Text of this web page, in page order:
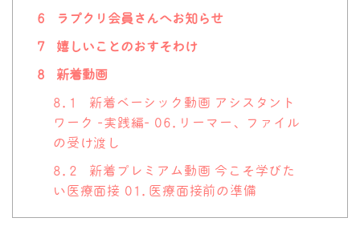
6
ラプクリ会員さんへお知らせ
7
嬉しいことのおすそわけ
8
新着動画
8.1
新着ベーシック動画 アシスタント
ワーク -実践編- 06.リーマー、ファイル
の受け渡し
8.2
新着プレミアム動画 今こそ学びた
い医療面接 01.医療面接前の準備